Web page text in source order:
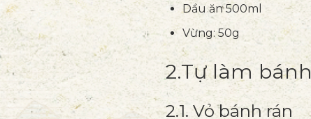
Dầu ăn 500ml
Vừng: 50g
2.Tự làm
2.1. Vỏ bánh rán